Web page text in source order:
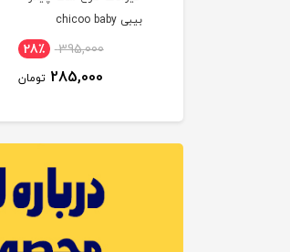
بیبی chicoo baby
395,000 28٪
285,000 تومان